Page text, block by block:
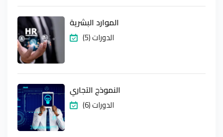
الموارد البشرية
(5) الدورات
النموذج التجاري
(6) الدورات